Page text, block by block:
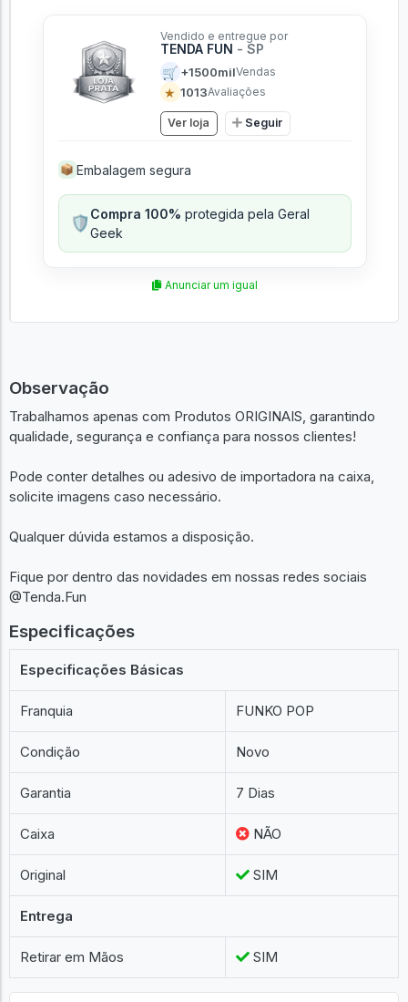
Vendido e entregue por
TENDA FUN - SP
🛒 +1500milVendas
★ 1013Avaliações
Ver loja Seguir
📦 Embalagem segura
🛡️Compra 100% protegida pela Geral
Geek
Anunciar um igual
Observação
Trabalhamos apenas com Produtos ORIGINAIS, garantindo
qualidade, segurança e confiança para nossos clientes!
Pode conter detalhes ou adesivo de importadora na caixa,
solicite imagens caso necessário.
Qualquer dúvida estamos a disposição.
Fique por dentro das novidades em nossas redes sociais
@Tenda.Fun
Especificações
Especificações Básicas
Franquia FUNKO POP
Condição Novo
Garantia 7 Dias
Caixa NÃO
Original SIM
Entrega
Retirar em Mãos SIM